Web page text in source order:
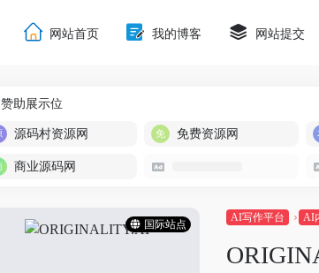
网站首页 我的博客 网站提交
赞助展示位
源码村资源网 免费资源网
商业源码网
国际站点
AI写作平台 AI